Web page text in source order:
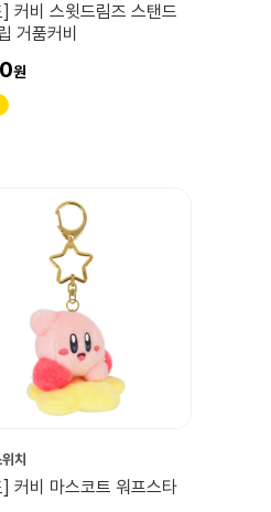
] 커비 스윗드림즈 스탠드
거품커비
치
] 커비 마스코트 워프스타